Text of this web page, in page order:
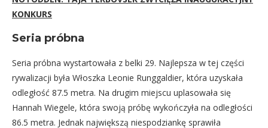
KONKURS
Seria próbna
Seria próbna wystartowała z belki 29. Najlepsza w tej części
rywalizacji była Włoszka Leonie Runggaldier, która uzyskała
odległość 87.5 metra. Na drugim miejscu uplasowała się
Hannah Wiegele, która swoją próbę wykończyła na odległości
86.5 metra. Jednak największą niespodziankę sprawiła